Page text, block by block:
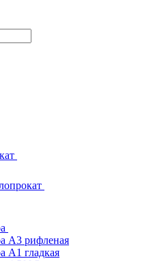
А3 рифленая
А1 гладкая